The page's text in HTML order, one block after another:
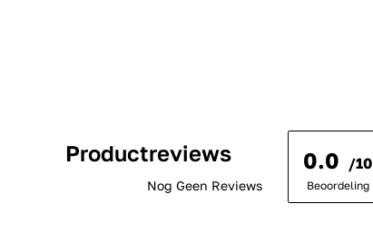
Productreviews
Nog Geen Reviews
0.0 /10
Beoordeling